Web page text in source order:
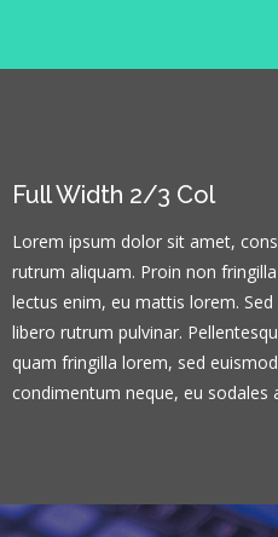
Full Width 2/3 Col
Lorem ipsum dolor sit amet,
rutrum aliquam. Proin non
lectus enim, eu mattis lorem.
libero rutrum pulvinar.
quam fringilla lorem, sed
condimentum neque, eu sodales